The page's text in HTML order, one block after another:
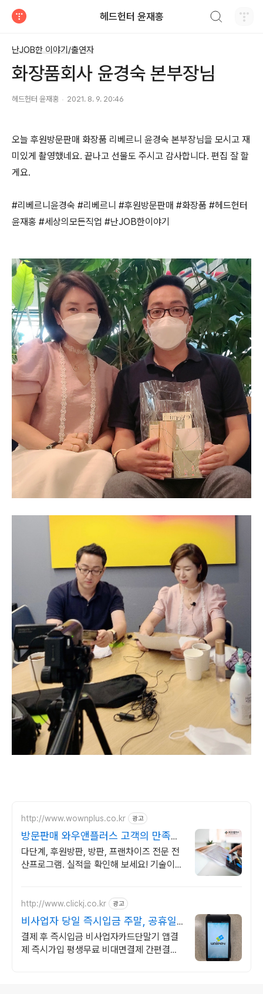
헤드헌터 윤재홍
난JOB한 이야기/출연자
화장품회사 윤경숙 본부장님
헤드헌터 윤재홍 2021. 8. 9. 20:46
오늘 후원방문판매 화장품 리베르니 윤경숙 본부장님을 모시고 재
미있게 촬영했네요. 끝나고 선물도 주시고 감사합니다. 편집 잘 할
게요.
#리베르니윤경숙 #리베르니 #후원방문판매 #화장품 #헤드헌터
윤재홍 #세상의모든직업 #난JOB한이야기
http://www.wownplus.co.kr 광고
방문판매 와우앤플러스 고객의 만족만
을 생각합니다
다단계, 후원방판, 방판, 프랜차이즈 전문 전
산프로그램. 실적을 확인해 보세요! 기술이
http://www.clickj.co.kr 광고
비사업자 당일 즉시입금 주말, 공휴일
도 당일즉시입금
결제 후 즉시입금 비사업자카드단말기 앱결
제 즉시가입 평생무료 비대면결제 간편결제